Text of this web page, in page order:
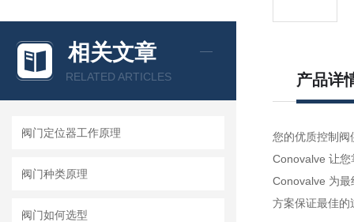
相关文章
RELATED ARTICLES
阀门定位器工作原理
阀门种类原理
阀门如何选型
产品详
您的优质控制阀
Conovalve 让您
Conovalve 为最
方案保证最佳的